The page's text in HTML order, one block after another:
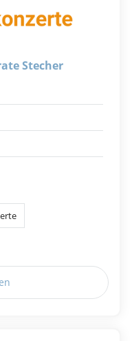
Stecher